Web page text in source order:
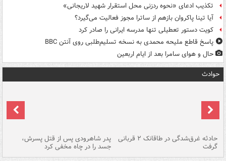
تکذیب ادعای «نحوه ردزنی محل استقرار شهید لاریجانی»
آیا تینا پاکروان بازهم از ساترا مجوز فعالیت می‌گیرد؟
کویت دستور تعطیلی تنها مدرسه ایرانی را صادر کرد
پاسخ قاطع ملیحه محمدی به نسخه تسلیم‌طلبی روی آنتن BBC
حال و هوای سامرا بعد از ایام اربعین
حوادث
حادثه غرق‌شدگی در طاقانک ۲ قربانی
گرفت
پدر شاهرودی پس از قتل پسرش،
جسد را در چاه مخفی کرد